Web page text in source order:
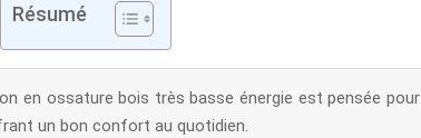
Résumé
en ossature bois très basse énergie est pensée pour
un bon confort au quotidien.